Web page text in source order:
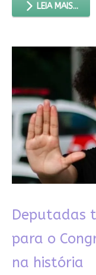
LEIA MAIS...
Deputadas
para o
na história